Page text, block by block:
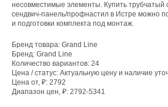
несовместимые элементы. Купить трубчатый
сендвич-панель/профнастил в Истре можно
и подготовки комплекта под монтаж.
Бренд товара: Grand Line
Бренд: Grand Line
Количество вариантов: 24
Цена / статус: Актуальную цену и наличие
Цена от, ₽: 2792
Диапазон цен, ₽: 2792-5341